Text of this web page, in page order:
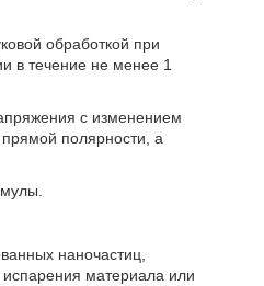
обработкой при
в течение не менее 1
с изменением
полярности, а
наночастиц,
материала или